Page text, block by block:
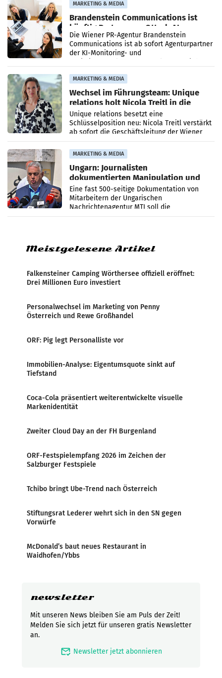
MARKETING & MEDIA
Brandenstein Communications ist
künftig Partner von OtterlyAI
Die Wiener PR-Agentur Brandenstein
Communications ist ab sofort Agenturpartner
der KI-Monitoring- und
MARKETING & MEDIA
Wechsel im Führungsteam: Unique
relations holt Nicola Treitl in die
Geschäftsleitung
Unique relations besetzt eine
Schlüsselposition neu: Nicola Treitl verstärkt
ab sofort die Geschäftsleitung der Wiener
PR-Agentur an der Seite von Josef Kalina und
Anna Kalina-Mahr.
MARKETING & MEDIA
Ungarn: Journalisten
dokumentierten Manipulation und
Zensur
Eine fast 500-seitige Dokumentation von
Mitarbeitern der Ungarischen
Nachrichtenagentur MTI soll die
systematische Nachrichten-Manipulation und
Meistgelesene Artikel
Falkensteiner Camping Wörthersee offiziell eröffnet:
Drei Millionen Euro investiert
Personalwechsel im Marketing von Penny
Österreich und Rewe Großhandel
ORF: Pig legt Personalliste vor
Immobilien-Analyse: Eigentumsquote sinkt auf
Tiefstand
Coca-Cola präsentiert weiterentwickelte visuelle
Markenidentität
Zweiter Cloud Day an der FH Burgenland
ORF-Festspielempfang 2026 im Zeichen der
Salzburger Festspiele
Tchibo bringt Ube-Trend nach Österreich
Stiftungsrat Lederer wehrt sich in den SN gegen
Vorwürfe
McDonald’s baut neues Restaurant in
Waidhofen/Ybbs
newsletter
Mit unseren News bleiben Sie am Puls der Zeit!
Melden Sie sich jetzt für unseren gratis Newsletter
an.
mark_email_read Newsletter jetzt abonnieren